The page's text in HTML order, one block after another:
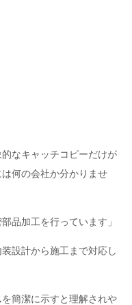
なキャッチコピーだけが
何の会社か分かりませ
品加工を行っています」
設計から施工まで対応し
を簡潔に示すと理解されや